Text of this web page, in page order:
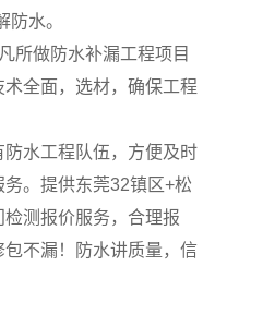
水。
所做防水补漏工程项目
全面，选材，确保工程
水工程队伍，方便及时
。提供东莞32镇区+松
测报价服务，合理报
不漏！防水讲质量，信